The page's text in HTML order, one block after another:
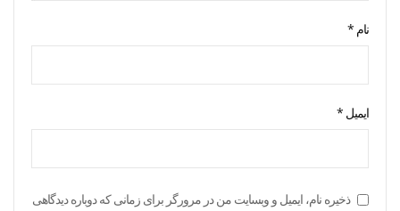
نام *
ایمیل *
ذخیره نام، ایمیل و وبسایت من در مرورگر برای زمانی که دوباره دیدگاهی